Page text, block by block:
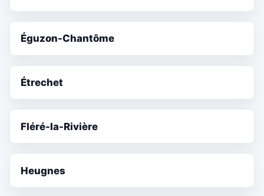
Éguzon-Chantôme
Étrechet
Fléré-la-Rivière
Heugnes